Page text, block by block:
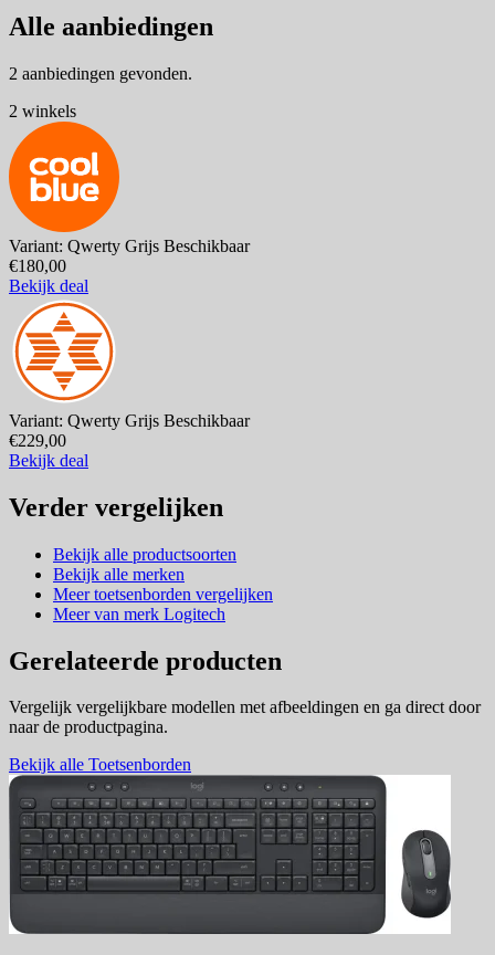
Alle aanbiedingen
2 aanbiedingen gevonden.
2 winkels
Variant: Qwerty Grijs Beschikbaar
€180,00
Bekijk deal
Variant: Qwerty Grijs Beschikbaar
€229,00
Bekijk deal
Verder vergelijken
Bekijk alle productsoorten
Bekijk alle merken
Meer toetsenborden vergelijken
Meer van merk Logitech
Gerelateerde producten
Vergelijk vergelijkbare modellen met afbeeldingen en ga direct door
naar de productpagina.
Bekijk alle Toetsenborden